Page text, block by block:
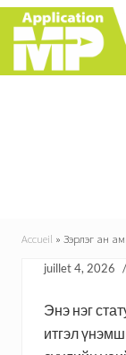
Menu
Skip
right
header
Skip
main
content
Skip
primary
sidebar
Skip
footer
Accueil » Зэрлэг ан
juillet 4, 2026
Энэ нэг
итгэл